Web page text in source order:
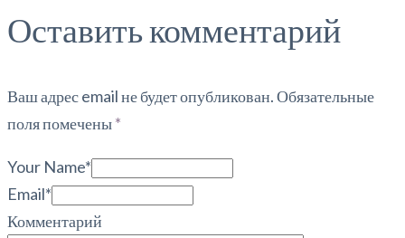
Оставить комментарий
Ваш адрес email не будет опубликован.Обязательные
поля помечены*
Your Name*
Email*
Комментарий